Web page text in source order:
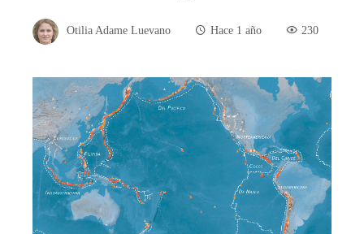
Otilia Adame Luevano Hace 1 año 230